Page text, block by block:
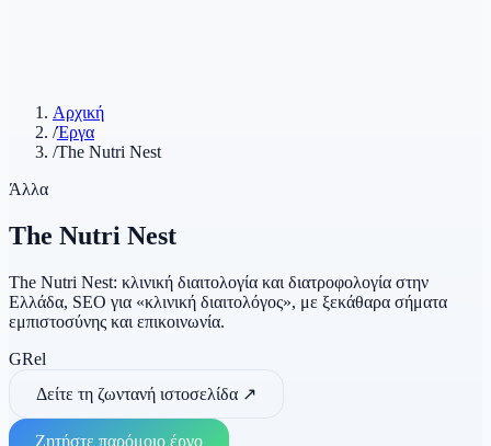
Αρχική
/Έργα
/The Nutri Nest
Άλλα
The Nutri Nest
The Nutri Nest: κλινική διαιτολογία και διατροφολογία στην
Ελλάδα, SEO για «κλινική διαιτολόγος», με ξεκάθαρα σήματα
εμπιστοσύνης και επικοινωνία.
GRel
Δείτε τη ζωντανή ιστοσελίδα ↗
Ζητήστε παρόμοιο έργο